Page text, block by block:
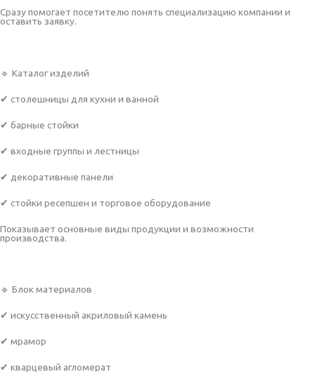
Сразу помогает посетителю понять специализацию компании и
оставить заявку.
🔹 Каталог изделий
✔ столешницы для кухни и ванной
✔ барные стойки
✔ входные группы и лестницы
✔ декоративные панели
✔ стойки ресепшен и торговое оборудование
Показывает основные виды продукции и возможности
производства.
🔹 Блок материалов
✔ искусственный акриловый камень
✔ мрамор
✔ кварцевый агломерат